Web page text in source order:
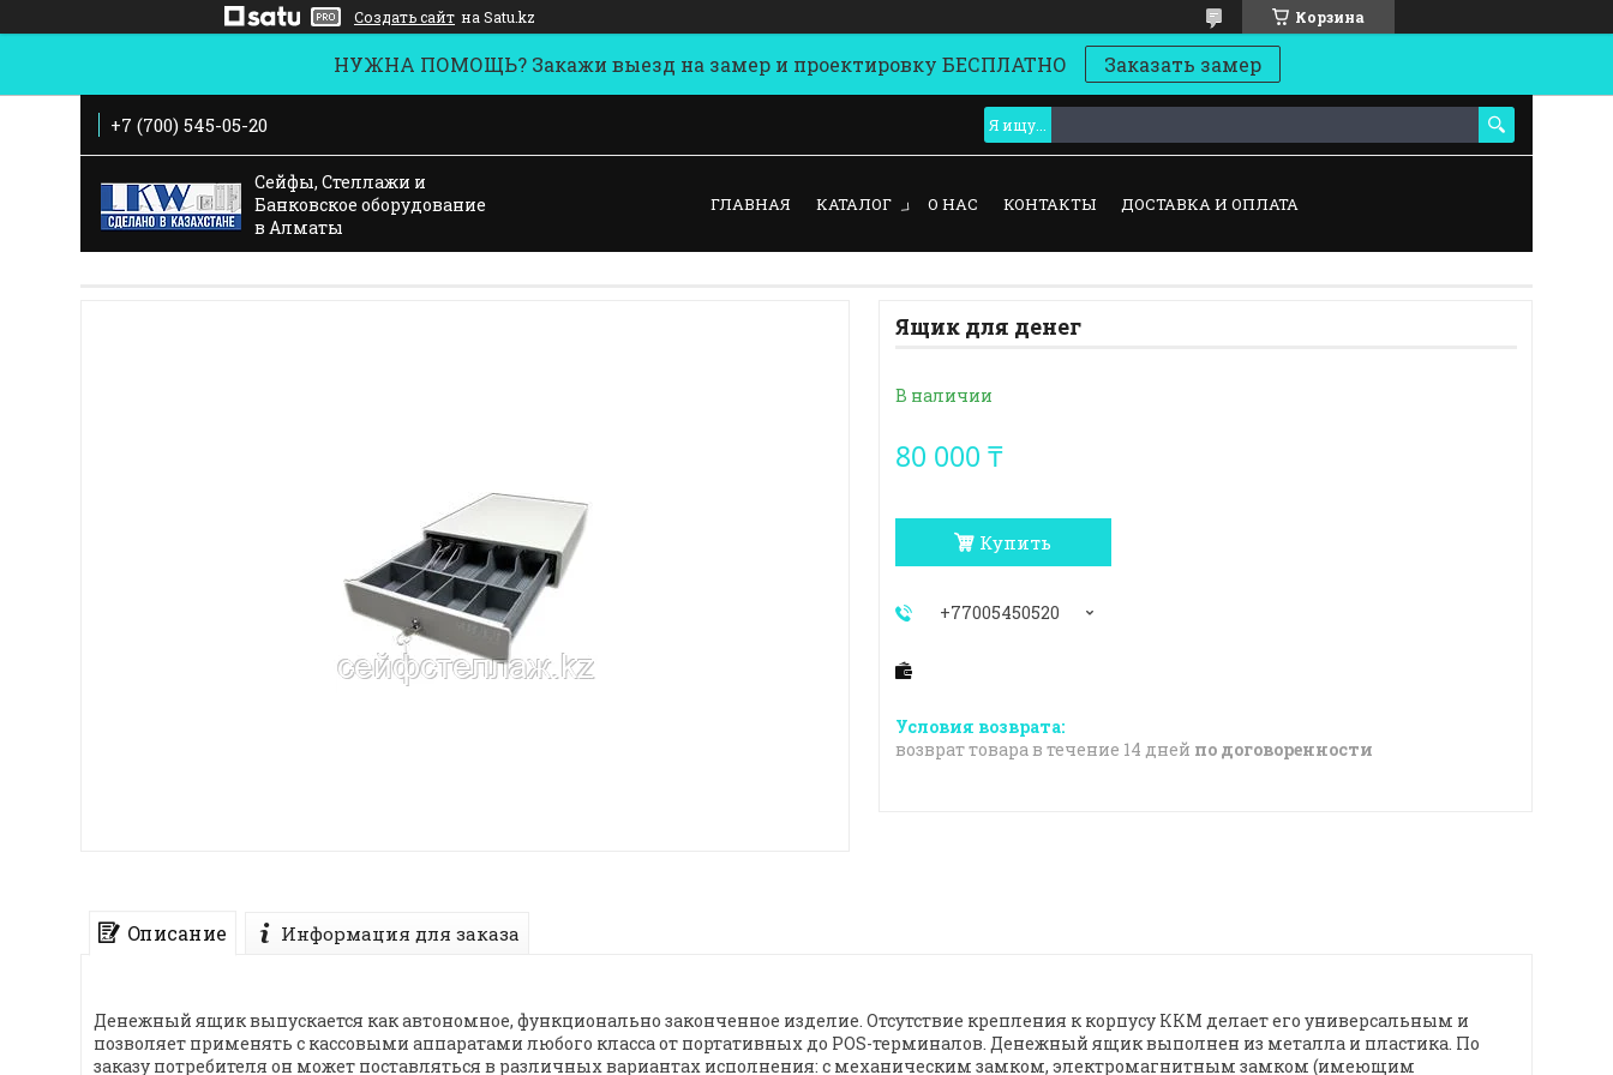
Создать сайт на Satu.kz Корзина
НУЖНА ПОМОЩЬ? Закажи выезд на замер и проектировку БЕСПЛАТНО Заказать замер
+7 (700) 545-05-20
Сейфы, Стеллажи и
Банковское оборудование
в Алматы
ГЛАВНАЯ КАТАЛОГ О НАС КОНТАКТЫ ДОСТАВКА И ОПЛАТА
Ящик для денег
В наличии
80 000 ₸
Купить
+77005450520
возврат товара в течение 14 дней по договоренности
Описание Информация для заказа
Денежный ящик выпускается как автономное, функционально законченное изделие. Отсутствие крепления к корпусу ККМ делает его универсальным и
позволяет применять с кассовыми аппаратами любого класса от портативных до POS-терминалов. Денежный ящик выполнен из металла и пластика. По
заказу потребителя он может поставляться в различных вариантах исполнения: с механическим замком, электромагнитным замком (имеющим